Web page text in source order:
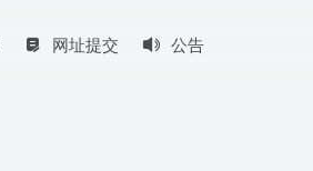
网址提交 公告